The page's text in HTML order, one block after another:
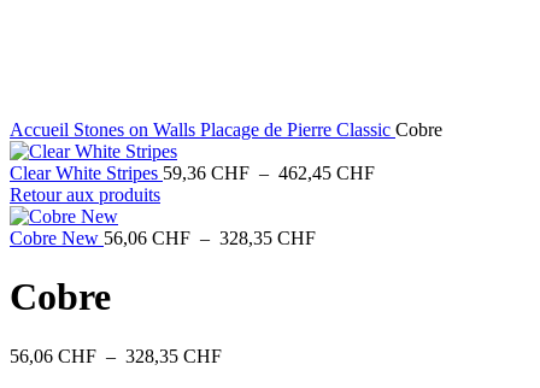
Accueil Stones on Walls Placage de Pierre Classic Cobre
Clear White Stripes 59,36 CHF – 462,45 CHFPlage
Retour aux produits
Cobre New 56,06 CHF – 328,35 CHFPlage
Cobre
56,06 CHF – 328,35 CHFPlage